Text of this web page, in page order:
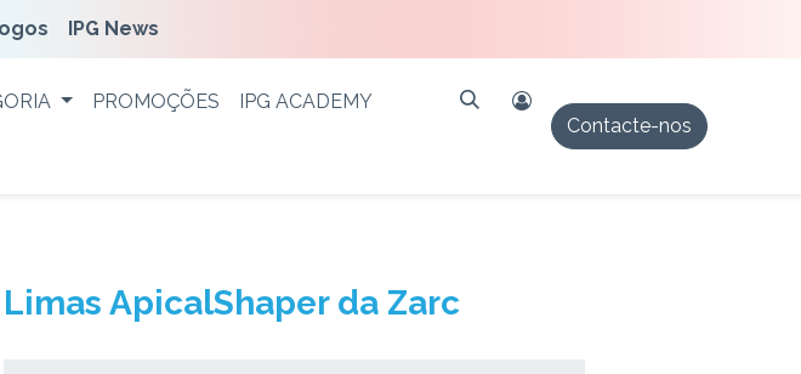
IPG News
PROMOÇÕES IPG ACADEMY
Contacte-nos
Limas ApicalShaper da Zarc